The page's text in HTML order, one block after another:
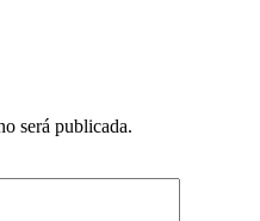
será publicada.